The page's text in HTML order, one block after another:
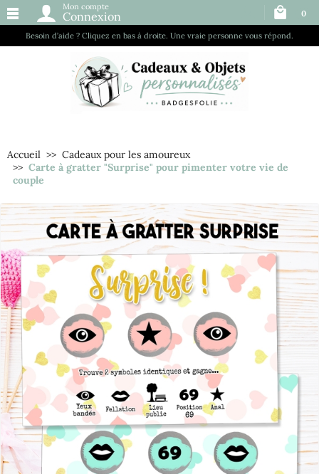
Besoin d’aide ? Cliquez en bas à droite. Une vraie personne vous répond.
Mon compte
Connexion 0
Accueil
Cadeaux pour les amoureux
Carte à gratter "Surprise" pour pimenter votre vie de
couple